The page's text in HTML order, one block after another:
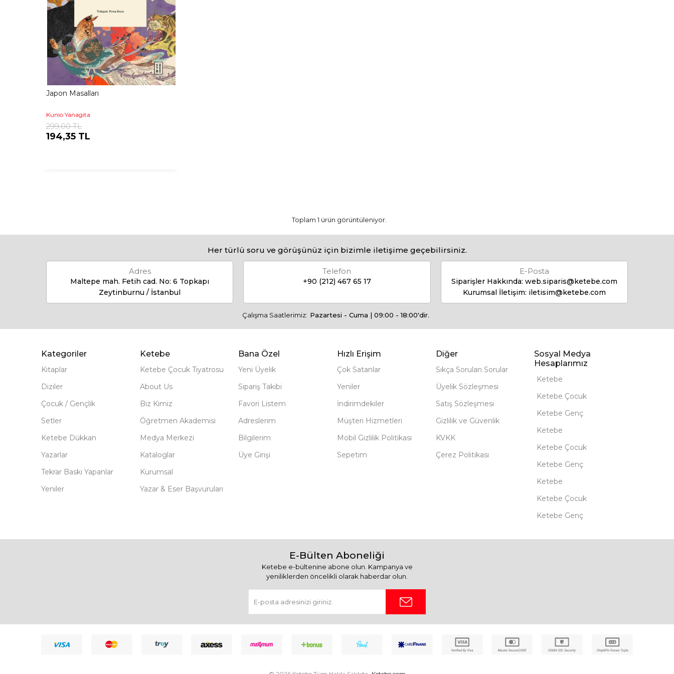
Japon Masalları
Kunio Yanagita
299,00 TL
194,35 TL
Toplam 1 ürün görüntüleniyor.
Her türlü soru ve görüşünüz için bizimle iletişime geçebilirsiniz.
Adres
Maltepe mah. Fetih cad. No: 6 Topkapı
Zeytinburnu / İstanbul
Telefon
+90 (212) 467 65 17
E-Posta
Siparişler Hakkında: web.siparis@ketebe.com
Kurumsal İletişim: iletisim@ketebe.com
Çalışma Saatlerimiz: Pazartesi - Cuma | 09:00 - 18:00'dir.
Kategoriler
Kitaplar
Diziler
Çocuk / Gençlik
Setler
Ketebe Dükkan
Yazarlar
Tekrar Baskı Yapanlar
Yeniler
Ketebe
Ketebe Çocuk Tiyatrosu
About Us
Biz Kimiz
Öğretmen Akademisi
Medya Merkezi
Kataloglar
Kurumsal
Yazar & Eser Başvuruları
Bana Özel
Yeni Üyelik
Sipariş Takibi
Favori Listem
Adreslerim
Bilgilerim
Üye Girişi
Hızlı Erişim
Çok Satanlar
Yeniler
İndirimdekiler
Müşteri Hizmetleri
Mobil Gizlilik Politikası
Sepetim
Diğer
Sıkça Sorulan Sorular
Üyelik Sözleşmesi
Satış Sözleşmesi
Gizlilik ve Güvenlik
KVKK
Çerez Politikası
Sosyal Medya
Hesaplarımız
Ketebe
Ketebe Çocuk
Ketebe Genç
Ketebe
Ketebe Çocuk
Ketebe Genç
Ketebe
Ketebe Çocuk
Ketebe Genç
E-Bülten Aboneliği
Ketebe e-bültenine abone olun. Kampanya ve
yeniliklerden öncelikli olarak haberdar olun.